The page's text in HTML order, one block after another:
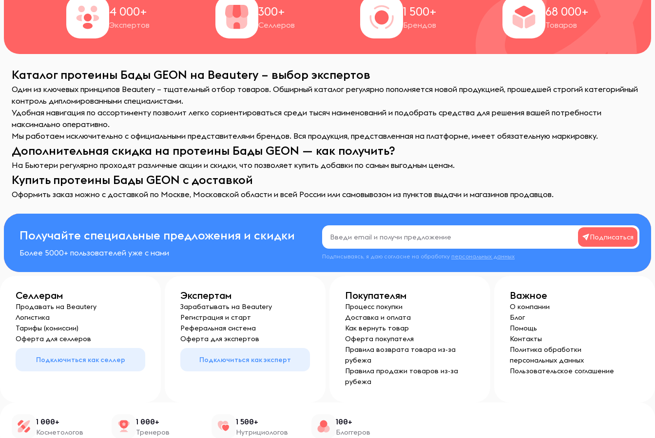
4 000+
Экспертов
300+
Селлеров
1 500+
Брендов
68 000+
Товаров
Каталог протеины Бады GEON на Beautery – выбор экспертов
Один из ключевых принципов Beautery – тщательный отбор товаров. Обширный каталог регулярно пополняется новой продукцией, прошедшей строгий категорийный
контроль дипломированными специалистами.
Удобная навигация по ассортименту позволит легко сориентироваться среди тысяч наименований и подобрать средства для решения вашей потребности
максимально оперативно.
Мы работаем исключительно с официальными представителями брендов. Вся продукция, представленная на платформе, имеет обязательную маркировку.
Дополнительная скидка на протеины Бады GEON — как получить?
На Бьютери регулярно проходят различные акции и скидки, что позволяет купить добавки по самым выгодным ценам.
Купить протеины Бады GEON с доставкой
Оформить заказ можно с доставкой по Москве, Московской области и всей России или самовывозом из пунктов выдачи и магазинов продавцов.
Получайте специальные предложения и скидки
Более 5000+ пользователей уже с нами
Подписаться
Подписываясь, я даю согласие на обработку персональных данных
Селлерам
Продавать на Beautery
Логистика
Тарифы (комиссии)
Оферта для селлеров
Подключиться как селлер
Экспертам
Зарабатывать на Beautery
Регистрация и старт
Реферальная система
Оферта для экспертов
Подключиться как эксперт
Покупателям
Процесс покупки
Доставка и оплата
Как вернуть товар
Оферта покупателя
Правила возврата товара из-за
рубежа
Правила продажи товаров из-за
рубежа
Важное
О компании
Блог
Помощь
Контакты
Политика обработки
персональных данных
Пользовательское соглашение
1 000+
Косметологов
1 000+
Тренеров
1 500+
Нутрициологов
100+
Блоггеров